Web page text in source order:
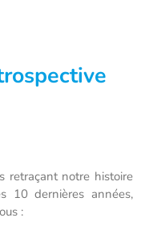
retraçant notre histoire
10 dernières années,
: